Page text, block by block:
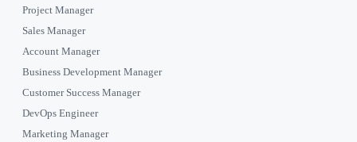
Project Manager
Sales Manager
Account Manager
Business Development Manager
Customer Success Manager
DevOps Engineer
Marketing Manager